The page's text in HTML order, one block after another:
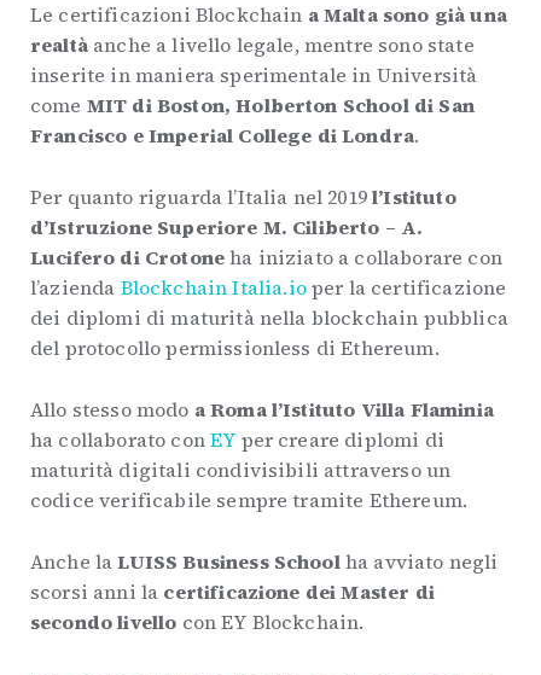
Le certificazioni Blockchain a Malta sono già una
realtàanche a livello legale, mentre sono state
inserite in maniera sperimentale in Università
come MIT di Boston, Holberton School di San
Francisco e Imperial College di Londra.
Per quanto riguarda l’Italia nel 2019l’Istituto
d’Istruzione Superiore M. Ciliberto – A.
Lucifero di Crotoneha iniziato a collaborare con
l’azienda Blockchain Italia.ioper la certificazione
dei diplomi di maturità nella blockchain pubblica
del protocollo permissionless di Ethereum.
Allo stesso modo a Roma l’Istituto Villa Flaminia
ha collaborato conEY per creare diplomi di
maturità digitali condivisibili attraverso un
codice verificabile sempre tramite Ethereum.
Anche laLUISS Business Schoolha avviato negli
scorsi anni la certificazione dei Master di
secondo livello con EY Blockchain.